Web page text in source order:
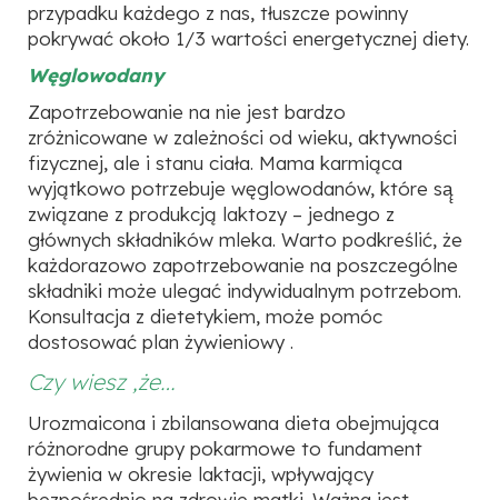
przypadku każdego z nas, tłuszcze powinny
pokrywać około 1/3 wartości energetycznej diety.
Węglowodany
Zapotrzebowanie na nie jest bardzo
zróżnicowane w zależności od wieku, aktywności
fizycznej, ale i stanu ciała. Mama karmiąca
wyjątkowo potrzebuje węglowodanów, które są̨
związane z produkcją laktozy – jednego z
głównych składników mleka. Warto podkreślić, że
każdorazowo zapotrzebowanie na poszczególne
składniki może ulegać indywidualnym potrzebom.
Konsultacja z dietetykiem, może pomóc
dostosować plan żywieniowy .
Czy wiesz ,że…
Urozmaicona i zbilansowana dieta obejmująca
różnorodne grupy pokarmowe to fundament
żywienia w okresie laktacji, wpływający